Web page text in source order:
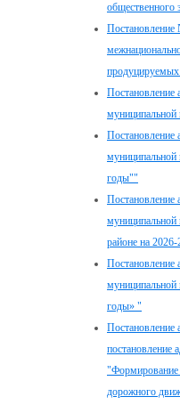
общественного
Постановление
Постановление
годы""
Постановление
муниципальной
районе на
Постановление
муниципальной
годы» "
Постановление
постановление
"Формирование
дорожного